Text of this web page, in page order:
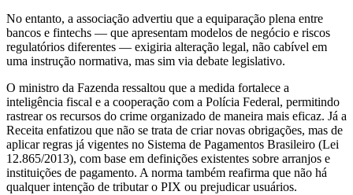
No entanto, a associação advertiu que a equiparação plena entre
bancos e fintechs — que apresentam modelos de negócio e riscos
regulatórios diferentes — exigiria alteração legal, não cabível em
uma instrução normativa, mas sim via debate legislativo.
O ministro da Fazenda ressaltou que a medida fortalece a
inteligência fiscal e a cooperação com a Polícia Federal, permitindo
rastrear os recursos do crime organizado de maneira mais eficaz. Já a
Receita enfatizou que não se trata de criar novas obrigações, mas de
aplicar regras já vigentes no Sistema de Pagamentos Brasileiro (Lei
12.865/2013), com base em definições existentes sobre arranjos e
instituições de pagamento. A norma também reafirma que não há
qualquer intenção de tributar o PIX ou prejudicar usuários.